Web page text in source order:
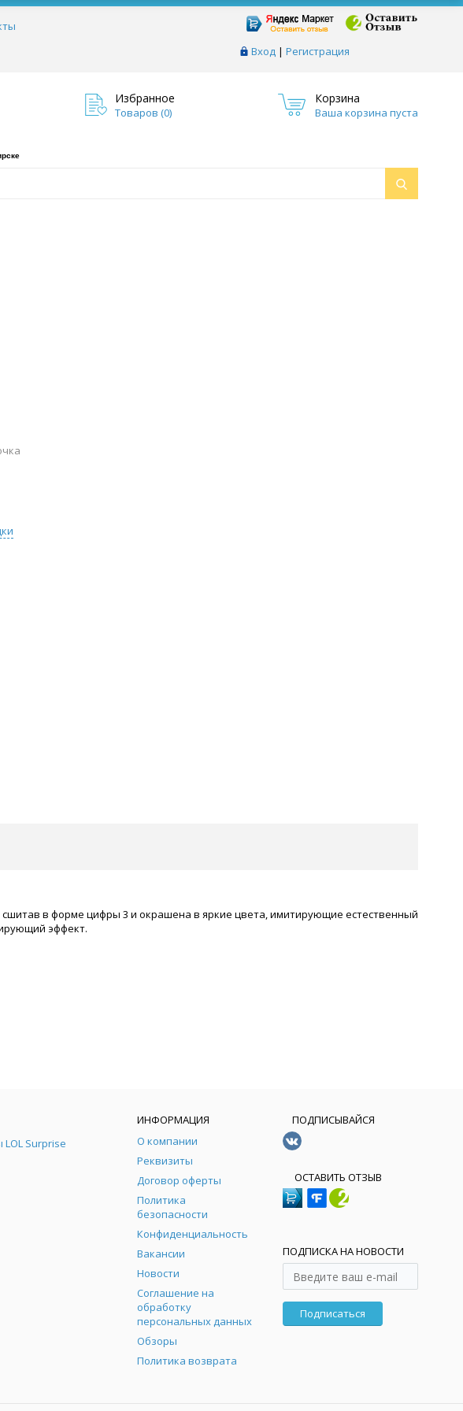
Вход | Регистрация
Избранное
Товаров (0)
Корзина
Ваша корзина пуста
в форме цифры 3 и окрашена в яркие цвета, имитирующие естественный
эффект.
LOL Surprise
ИНФОРМАЦИЯ
О компании
Реквизиты
Договор оферты
Политика
безопасности
Конфиденциальность
Вакансии
Новости
Соглашение на
обработку
персональных данных
Обзоры
Политика возврата
ПОДПИСЫВАЙСЯ
ОСТАВИТЬ ОТЗЫВ
ПОДПИСКА НА НОВОСТИ
Подписаться